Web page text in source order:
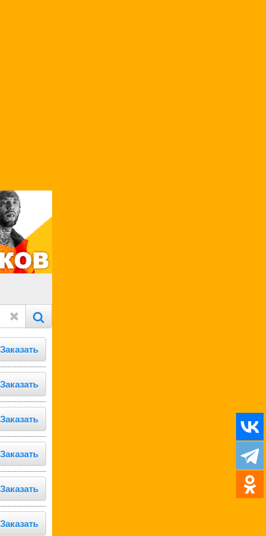
Заказать
Заказать
Заказать
Заказать
Заказать
Заказать